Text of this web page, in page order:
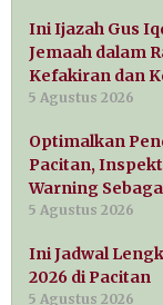
Ini Ijazah Gus
Jemaah dalam
Kefakiran dan
5 Agustus 2026
Optimalkan
Pacitan,
Warning
5 Agustus 2026
Ini Jadwal
2026 di Pacitan
5 Agustus 2026